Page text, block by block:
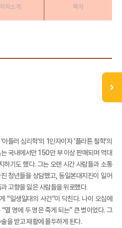
저자소개 목차
들러 심리학’의 1인자이자 ‘플라톤 철학’의
는 국내에서만 150만 부 이상 판매되며 역대
하기도 했다. 그는 오랜 시간 사람들과 소통
청년들을 상담했고, 동일본대지진이 일어
고향을 잃은 사람들을 위로했다.
“일생일대의 사건”이 닥친다. 나이 오십에
열 명에 두 명은 죽게 되는” 큰 병이었다. 그
을 받고 재활에 몰두하게 된다.